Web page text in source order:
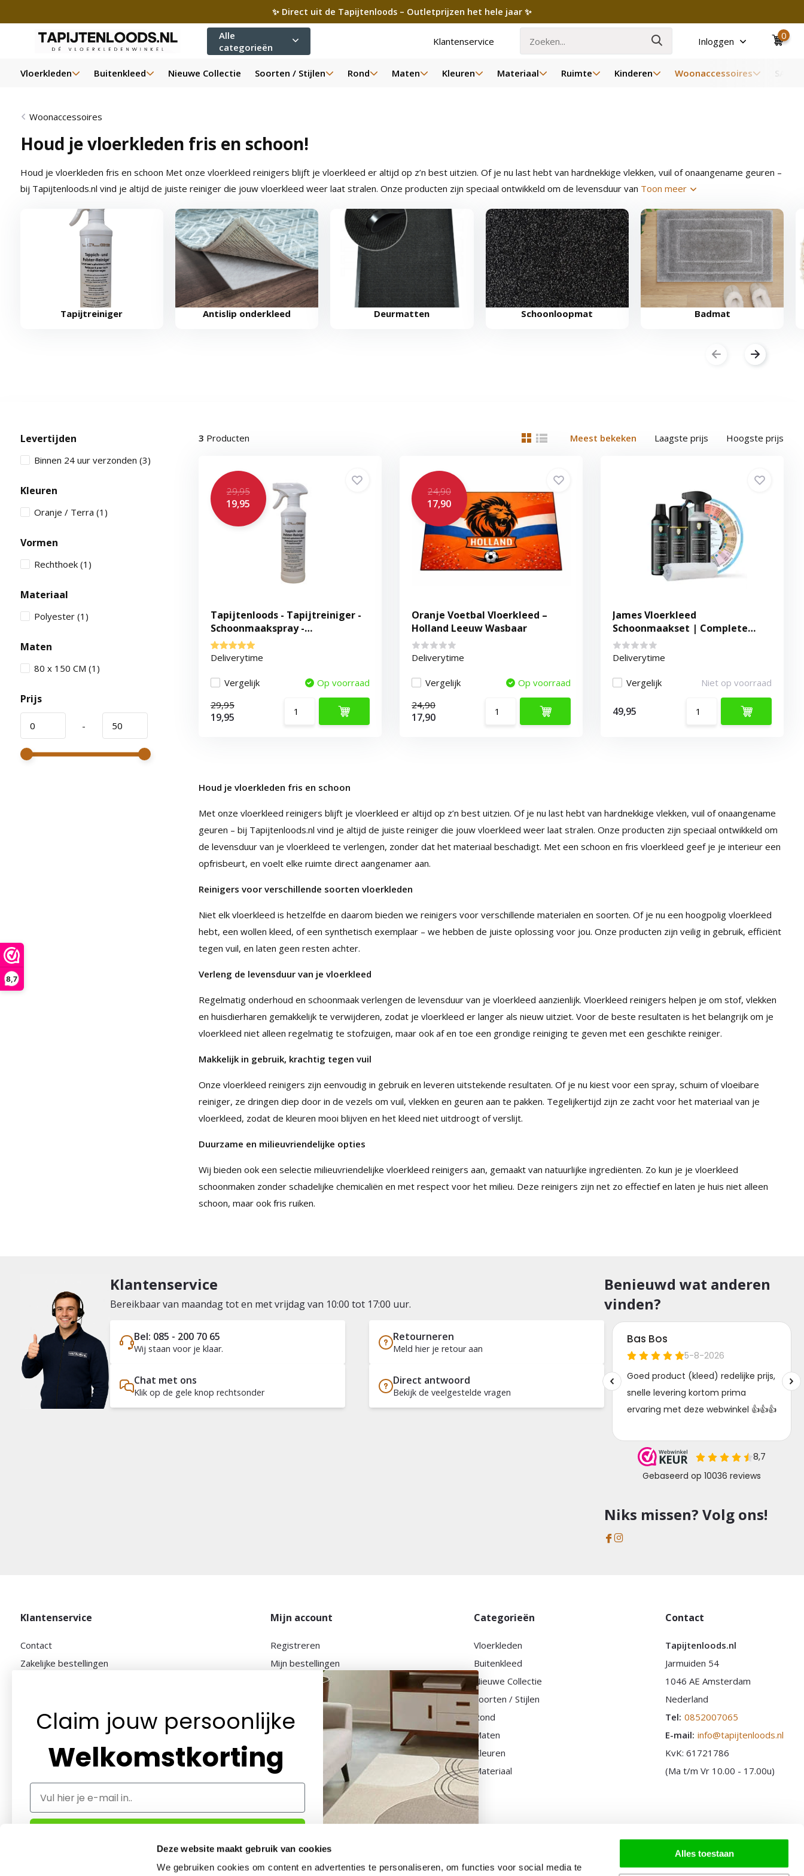
Deze website maakt gebruik van cookies
We gebruiken cookies om content en advertenties te personaliseren, om functies voor social media te
Alles toestaan
8,7
✨ Direct uit de Tapijtenloods – Outletprijzen het hele jaar ✨
Alle
categorieën
Klantenservice Inloggen 0
Vloerkleden Buitenkleed Nieuwe Collectie Soorten / Stijlen Rond Maten Kleuren Materiaal Ruimte Kinderen Woonaccessoires SALE
Woonaccessoires
Houd je vloerkleden fris en schoon!
Houd je vloerkleden fris en schoon Met onze vloerkleed reinigers blijft je vloerkleed er altijd op z’n best uitzien. Of je nu last hebt van hardnekkige vlekken, vuil of onaangename geuren –
bij Tapijtenloods.nl vind je altijd de juiste reiniger die jouw vloerkleed weer laat stralen. Onze producten zijn speciaal ontwikkeld om de levensduur van Toon meer
Tapijtreiniger Antislip onderkleed Deurmatten Schoonloopmat Badmat
Levertijden
Binnen 24 uur verzonden (3)
Kleuren
Oranje / Terra (1)
Vormen
Rechthoek (1)
Materiaal
Polyester (1)
Maten
80 x 150 CM (1)
Prijs
-
3 Producten Meest bekeken Laagste prijs Hoogste prijs
29,95
19,95
Tapijtenloods - Tapijtreiniger -
Schoonmaakspray -
Vloerkleedreiniger
Deliverytime
Vergelijk
Op voorraad
29,95
19,95
24,90
17,90
Oranje Voetbal Vloerkleed –
Holland Leeuw Wasbaar
Deliverytime
Vergelijk
Op voorraad
24,90
17,90
James Vloerkleed
Schoonmaakset | Complete
Reinigingsset voor Tapijt
Deliverytime
Vergelijk Niet op voorraad
49,95
Houd je vloerkleden fris en schoon
Met onze vloerkleed reinigers blijft je vloerkleed er altijd op z’n best uitzien. Of je nu last hebt van hardnekkige vlekken, vuil of onaangename
geuren – bij Tapijtenloods.nl vind je altijd de juiste reiniger die jouw vloerkleed weer laat stralen. Onze producten zijn speciaal ontwikkeld om
de levensduur van je vloerkleed te verlengen, zonder dat het materiaal beschadigt. Met een schoon en fris vloerkleed geef je je interieur een
opfrisbeurt, en voelt elke ruimte direct aangenamer aan.
Reinigers voor verschillende soorten vloerkleden
Niet elk vloerkleed is hetzelfde en daarom bieden we reinigers voor verschillende materialen en soorten. Of je nu een hoogpolig vloerkleed
hebt, een wollen kleed, of een synthetisch exemplaar – we hebben de juiste oplossing voor jou. Onze producten zijn veilig in gebruik, efficiënt
tegen vuil, en laten geen resten achter.
Verleng de levensduur van je vloerkleed
Regelmatig onderhoud en schoonmaak verlengen de levensduur van je vloerkleed aanzienlijk. Vloerkleed reinigers helpen je om stof, vlekken
en huisdierharen gemakkelijk te verwijderen, zodat je vloerkleed er langer als nieuw uitziet. Voor de beste resultaten is het belangrijk om je
vloerkleed niet alleen regelmatig te stofzuigen, maar ook af en toe een grondige reiniging te geven met een geschikte reiniger.
Makkelijk in gebruik, krachtig tegen vuil
Onze vloerkleed reinigers zijn eenvoudig in gebruik en leveren uitstekende resultaten. Of je nu kiest voor een spray, schuim of vloeibare
reiniger, ze dringen diep door in de vezels om vuil, vlekken en geuren aan te pakken. Tegelijkertijd zijn ze zacht voor het materiaal van je
vloerkleed, zodat de kleuren mooi blijven en het kleed niet uitdroogt of verslijt.
Duurzame en milieuvriendelijke opties
Wij bieden ook een selectie milieuvriendelijke vloerkleed reinigers aan, gemaakt van natuurlijke ingrediënten. Zo kun je je vloerkleed
schoonmaken zonder schadelijke chemicaliën en met respect voor het milieu. Deze reinigers zijn net zo effectief en laten je huis niet alleen
schoon, maar ook fris ruiken.
Klantenservice
Bereikbaar van maandag tot en met vrijdag van 10:00 tot 17:00 uur.
Bel: 085 - 200 70 65
Wij staan voor je klaar.
Retourneren
Meld hier je retour aan
Chat met ons
Klik op de gele knop rechtsonder
Direct antwoord
Bekijk de veelgestelde vragen
Benieuwd wat anderen
vinden?
Niks missen? Volg ons!
Klantenservice
Contact
Zakelijke bestellingen
Betaalmethoden
Klantenservice
Klachtenregeling
Vloerkleden showroom
Volg je bestelling
Mijn account
Registreren
Mijn bestellingen
Mijn verlanglijst
Vergelijk producten
Categorieën
Vloerkleden
Buitenkleed
Nieuwe Collectie
Soorten / Stijlen
Rond
Maten
Kleuren
Materiaal
Contact
Tapijtenloods.nl
Jarmuiden 54
1046 AE Amsterdam
Nederland
Tel: 0852007065
E-mail: info@tapijtenloods.nl
KvK: 61721786
(Ma t/m Vr 10.00 - 17.00u)
Claim jouw persoonlijke
Welkomstkorting
Email
✅Al meer dan 150.000+ liefhebbers